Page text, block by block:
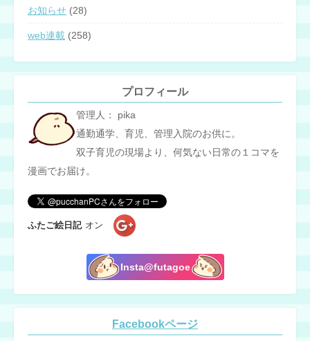
お知らせ (28)
web連載 (258)
プロフィール
管理人： pika
通勤通学、育児、管理入院のお供に。
双子育児の現場より、何気ない日常の１コマを
漫画でお届け。
ふたご絵日記 オン
Insta@futagoe
Facebookページ